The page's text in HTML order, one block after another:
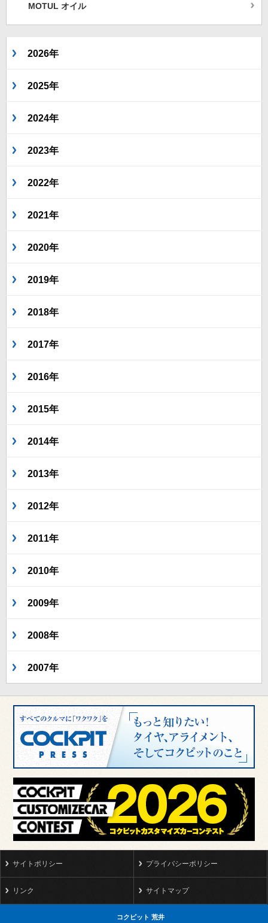
MOTUL オイル
2026年
2025年
2024年
2023年
2022年
2021年
2020年
2019年
2018年
2017年
2016年
2015年
2014年
2013年
2012年
2011年
2010年
2009年
2008年
2007年
サイトポリシー プライバシーポリシー
リンク サイトマップ
コクピット 荒井